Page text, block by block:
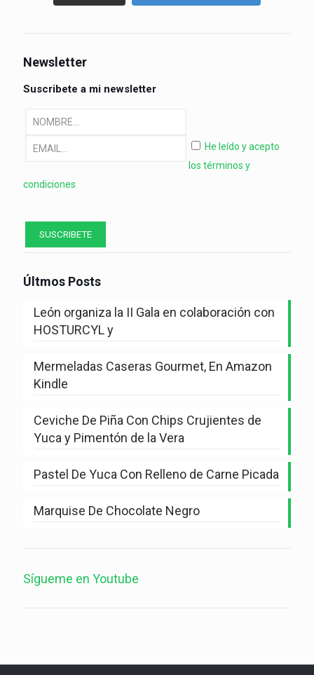
Newsletter
Suscribete a mi newsletter
He leído y acepto
los términos y
condiciones
Últmos Posts
León organiza la II Gala en colaboración con
HOSTURCYL y
Mermeladas Caseras Gourmet, En Amazon
Kindle
Ceviche De Piña Con Chips Crujientes de
Yuca y Pimentón de la Vera
Pastel De Yuca Con Relleno de Carne Picada
Marquise De Chocolate Negro
Sígueme en Youtube